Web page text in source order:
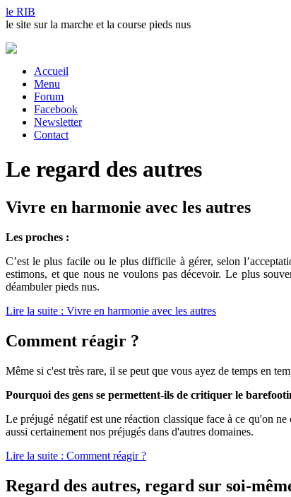
le RIB
le site sur la marche et la course pieds nus
Accueil
Menu
Forum
Facebook
Newsletter
Contact
Le regard des autres
Vivre en harmonie avec les autres
Les proches :
C’est le plus facile ou le plus difficile à gérer, selon
estimons, et que nous ne voulons pas décevoir. Le plus
déambuler pieds nus.
Lire la suite : Vivre en harmonie avec les autres
Comment réagir ?
Même si c'est très rare, il se peut que vous ayez de temps en
Pourquoi des gens se permettent-ils de critiquer le
Le préjugé négatif est une réaction classique face à ce qu'on
aussi certainement nos préjugés dans d'autres domaines.
Lire la suite : Comment réagir ?
Regard des autres, regard sur soi-